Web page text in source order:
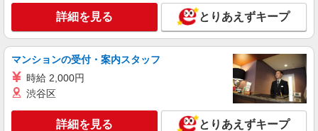
詳細を見る とりあえずキープ
マンションの受付・案内スタッフ
時給 2,000円
渋谷区
詳細を見る とりあえずキープ